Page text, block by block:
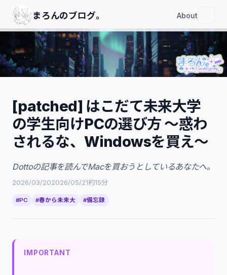
まろんのブログ｡ About
[patched] はこだて未来大学
の学生向けPCの選び方 ～惑わ
されるな、Windowsを買え～
Dottoの記事を読んでMacを買おうとしているあなたへ。
2026/03/202026/05/21約15分
#PC #春から未来大 #備忘録
IMPORTANT
[patched] はこだて未来大学の学生向け
PCの選び方 ～惑わされるな、Windows
を買え～
Dottoの記事を斬る
3. 値段